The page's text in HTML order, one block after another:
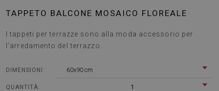
TAPPETO BALCONE MOSAICO FLOREALE
I tappeti per terrazze sono alla moda accessorio per
l’arredamento del terrazzo.
DIMENSIONI: 60x90 cm
QUANTITÀ: 1